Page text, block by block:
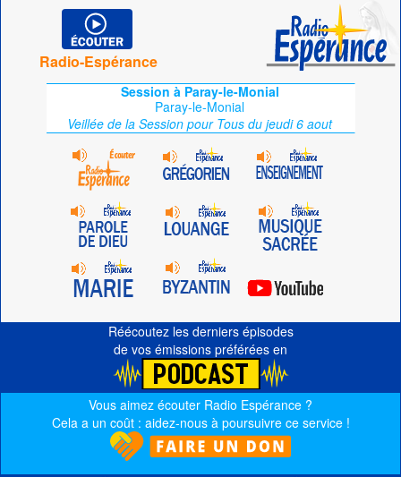
Radio-Espérance
Session à Paray-le-Monial
Paray-le-Monial
Veillée de la Session pour Tous du jeudi 6 aout
Réécoutez les derniers épisodes
de vos émissions préférées en
Vous aimez écouter Radio Espérance ?
Cela a un coût : aidez-nous à poursuivre ce service !